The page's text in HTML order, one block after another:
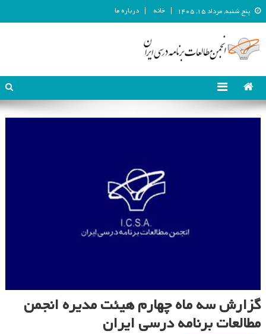
پنج شنبه, مرداد ۱۵, ۱۴۰۵ خانه درباره ما
انجمن مطالعات برنامه درسی ایران
گزارش سه ماه چهارم هیئت مدیره انجمن
مطالعات برنامه درسی ایران